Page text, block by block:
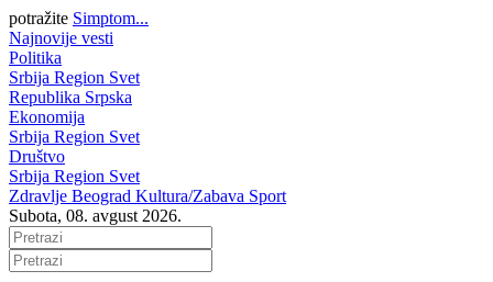
potražite Simptom...
Najnovije vesti
Politika
Srbija Region Svet
Republika Srpska
Ekonomija
Srbija Region Svet
Društvo
Srbija Region Svet
Zdravlje Beograd Kultura/Zabava Sport
Subota, 08. avgust 2026.